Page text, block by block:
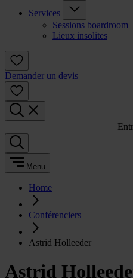
Services
Sessions boardroom
Lieux insolites
Demander un devis
Menu
Home
Conférenciers
Astrid Holleeder
Astrid